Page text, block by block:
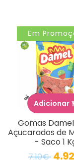
Em
Adicionar
Gomas
Açucarados de
- Saco 1
7.10€